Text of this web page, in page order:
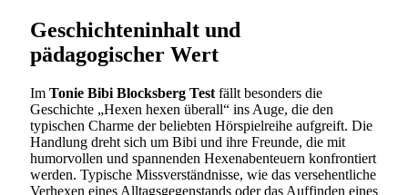
Geschichteninhalt und
pädagogischer Wert
Im Tonie Bibi Blocksberg Test fällt besonders die
Geschichte „Hexen hexen überall“ ins Auge, die den
typischen Charme der beliebten Hörspielreihe aufgreift. Die
Handlung dreht sich um Bibi und ihre Freunde, die mit
humorvollen und spannenden Hexenabenteuern konfrontiert
werden. Typische Missverständnisse, wie das versehentliche
Verhexen eines Alltagsgegenstands oder das Auffinden eines